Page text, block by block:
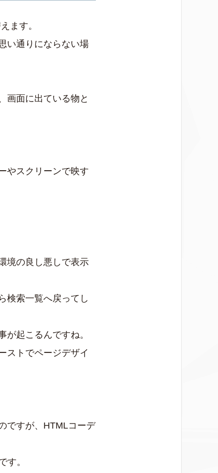
ます。
い通りにならない場
画面に出ている物と
やスクリーンで映す
境の良し悪しで表示
検索一覧へ戻ってし
起こるんですね。
ストでページデザイ
ですが、HTMLコーデ
す。